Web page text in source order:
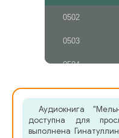
0502
0503
0504
0505
0506
0507
Аудиокнига
доступна для
выполнена